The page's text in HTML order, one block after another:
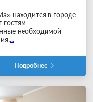
находится в городе
гостям
необходимой
...
Подробнее